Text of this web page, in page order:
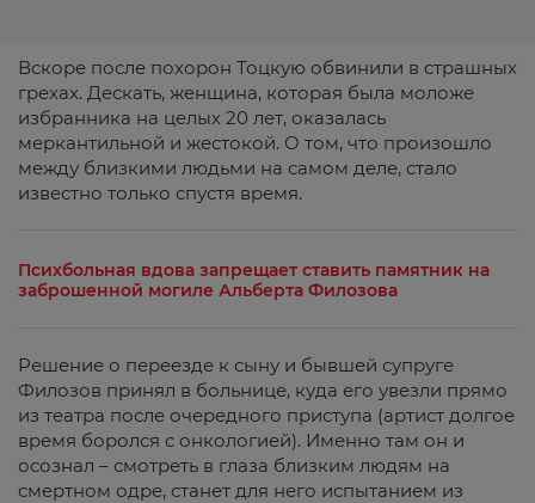
Вскоре после похорон Тоцкую обвинили в страшных
грехах. Дескать, женщина, которая была моложе
избранника на целых 20 лет, оказалась
меркантильной и жестокой. О том, что произошло
между близкими людьми на самом деле, стало
известно только спустя время.
Психбольная вдова запрещает ставить памятник на
заброшенной могиле Альберта Филозова
Решение о переезде к сыну и бывшей супруге
Филозов принял в больнице, куда его увезли прямо
из театра после очередного приступа (артист долгое
время боролся с онкологией). Именно там он и
осознал – смотреть в глаза близким людям на
смертном одре, станет для него испытанием из